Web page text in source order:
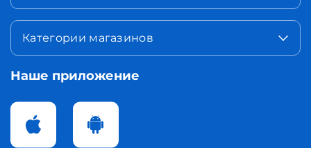
Категории магазинов
Наше приложение